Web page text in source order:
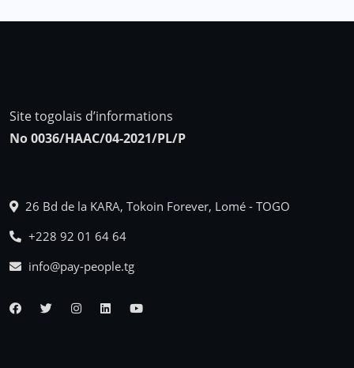
Site togolais d’informations
No 0036/HAAC/04-2021/PL/P
26 Bd de la KARA, Tokoin Forever, Lomé - TOGO
+228 92 01 64 64
info@pay-people.tg